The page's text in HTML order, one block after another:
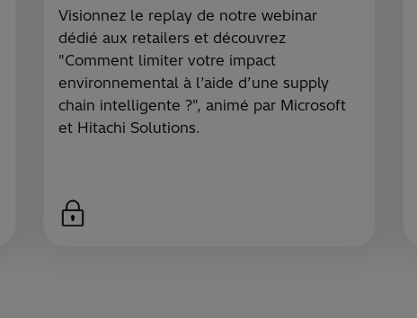
Visionnez le replay de notre webinar
dédié aux retailers et découvrez
"Comment limiter votre impact
environnemental à l’aide d’une supply
chain intelligente ?", animé par Microsoft
et Hitachi Solutions.